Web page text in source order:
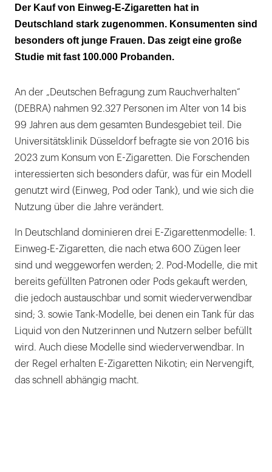
Einweg-Modelle sind auf Platz 1
Der Kauf von Einweg-E-Zigaretten hat in
Deutschland stark zugenommen. Konsumenten sind
besonders oft junge Frauen. Das zeigt eine große
Studie mit fast 100.000 Probanden.
An der „Deutschen Befragung zum Rauchverhalten“
(DEBRA) nahmen 92.327 Personen im Alter von 14 bis
99 Jahren aus dem gesamten Bundesgebiet teil. Die
Universitätsklinik Düsseldorf befragte sie von 2016 bis
2023 zum Konsum von E-Zigaretten. Die Forschenden
interessierten sich besonders dafür, was für ein Modell
genutzt wird (Einweg, Pod oder Tank), und wie sich die
Nutzung über die Jahre verändert.
In Deutschland dominieren drei E-Zigarettenmodelle: 1.
Einweg-E-Zigaretten, die nach etwa 600 Zügen leer
sind und weggeworfen werden; 2. Pod-Modelle, die mit
bereits gefüllten Patronen oder Pods gekauft werden,
die jedoch austauschbar und somit wiederverwendbar
sind; 3. sowie Tank-Modelle, bei denen ein Tank für das
Liquid von den Nutzerinnen und Nutzern selber befüllt
wird. Auch diese Modelle sind wiederverwendbar. In
der Regel erhalten E-Zigaretten Nikotin; ein Nervengift,
das schnell abhängig macht.